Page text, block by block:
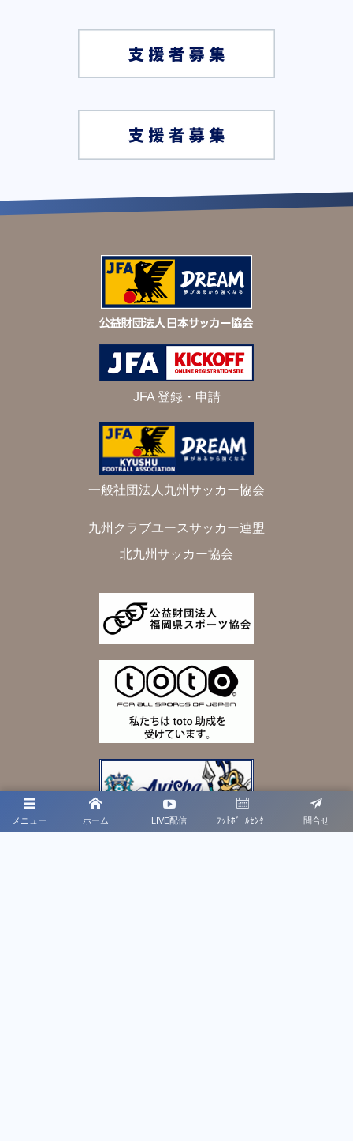
メニュー ホーム LIVE配信 ﾌｯﾄﾎﾞｰﾙｾﾝﾀｰ 問合せ
JFA 登録・申請
一般社団法人九州サッカー協会
九州クラブユースサッカー連盟
北九州サッカー協会